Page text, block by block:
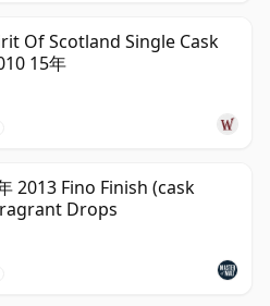
Of Scotland Single Cask
15年
2013 Fino Finish (cask
Drops